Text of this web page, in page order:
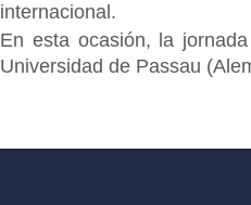
internacional.
En esta ocasión, la
Universidad de Passau